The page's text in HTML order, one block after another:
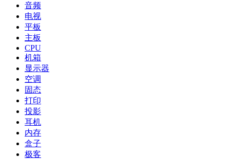
音频
电视
平板
主板
CPU
机箱
显示器
空调
固态
打印
投影
耳机
内存
盒子
极客